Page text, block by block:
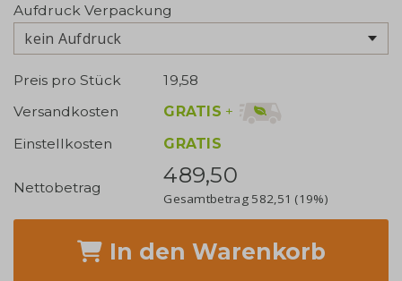
Aufdruck Verpackung
kein Aufdruck
Preis pro Stück
19,58
Versandkosten
GRATIS +
Einstellkosten
GRATIS
Nettobetrag 489,50
Gesamtbetrag 582,51 (19%)
In den Warenkorb